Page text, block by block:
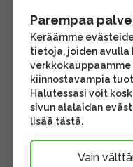
Parempaa
Keräämme
tietoja, joiden avulla
kiinnostavampia
Halutessasi voit
sivun alalaidan
lisää tästä.
Vain